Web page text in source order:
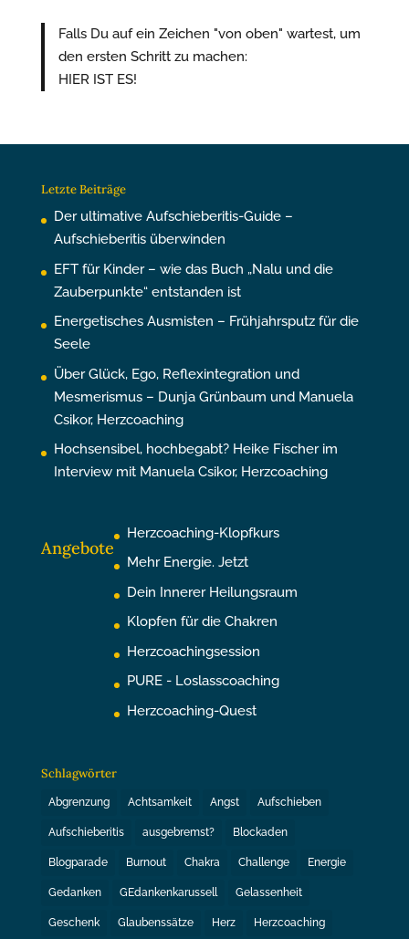
Falls Du auf ein Zeichen "von oben" wartest, um
den ersten Schritt zu machen:
HIER IST ES!
Letzte Beiträge
Der ultimative Aufschieberitis-Guide –
Aufschieberitis überwinden
EFT für Kinder – wie das Buch „Nalu und die
Zauberpunkte“ entstanden ist
Energetisches Ausmisten – Frühjahrsputz für die
Seele
Über Glück, Ego, Reflexintegration und
Mesmerismus – Dunja Grünbaum und Manuela
Csikor, Herzcoaching
Hochsensibel, hochbegabt? Heike Fischer im
Interview mit Manuela Csikor, Herzcoaching
Angebote
Herzcoaching-Klopfkurs
Mehr Energie. Jetzt
Dein Innerer Heilungsraum
Klopfen für die Chakren
Herzcoachingsession
PURE - Loslasscoaching
Herzcoaching-Quest
Schlagwörter
Abgrenzung Achtsamkeit Angst Aufschieben
Aufschieberitis ausgebremst? Blockaden
Blogparade Burnout Chakra Challenge Energie
Gedanken GEdankenkarussell Gelassenheit
Geschenk Glaubenssätze Herz Herzcoaching